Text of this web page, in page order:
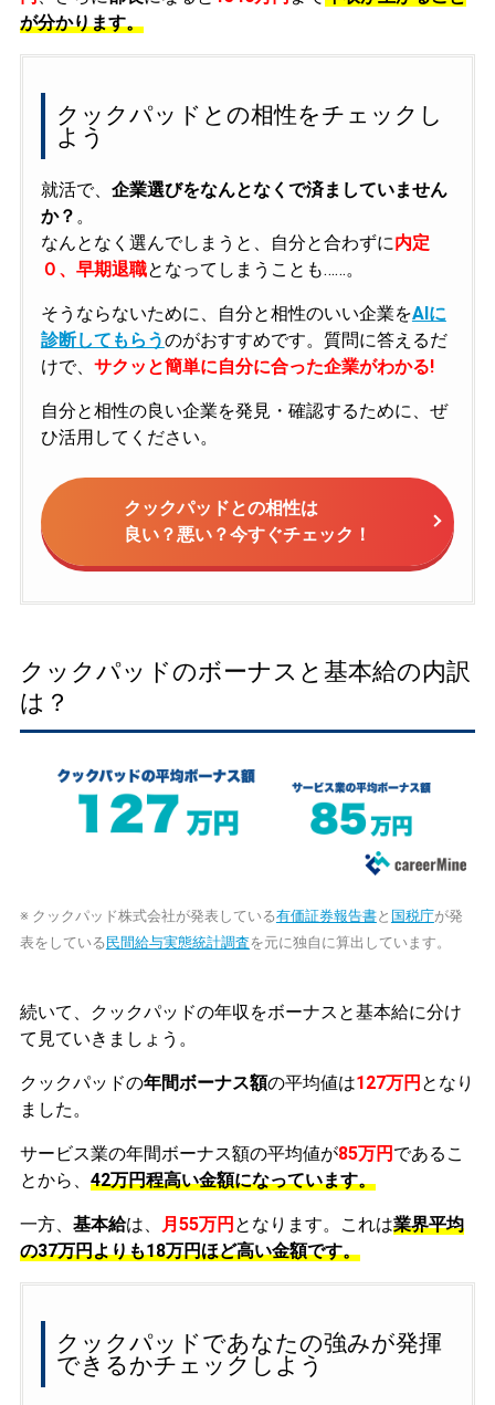
が分かります。
クックパッドとの相性をチェックし
よう
就活で、 企業選びをなんとなくで済ましていません
か？ 。
なんとなく選んでしまうと、自分と合わずに内定
０、早期退職となってしまうことも……。
そうならないために、自分と相性のいい企業をAIに
診断してもらうのがおすすめです。質問に答えるだ
けで、 サクッと簡単に自分に合った企業がわかる!
自分と相性の良い企業を発見・確認するために、ぜ
ひ活用してください。
クックパッドとの相性は
良い？悪い？今すぐチェック！
クックパッドのボーナスと基本給の内訳
は？
※ クックパッド株式会社が発表している有価証券報告書と 国税庁が発
表をしている 民間給与実態統計調査を元に独自に算出しています。
続いて、クックパッドの年収をボーナスと基本給に分け
て見ていきましょう。
クックパッドの年間ボーナス額の平均値は127万円 となり
ました。
サービス業の年間ボーナス額の平均値が85万円 であるこ
とから、 42万円程高い金額になっています。
一方、 基本給は、 月55万円 となります。これは業界平均
の37万円よりも18万円ほど高い金額です。
クックパッドであなたの強みが発揮
できるかチェックしよう